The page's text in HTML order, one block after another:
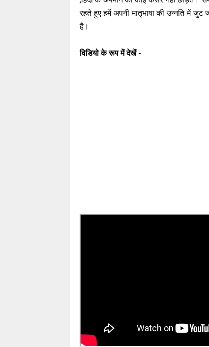
रहते हुए हमें अपनी मातृभाषा की उन्नति में जुट
है।
विडियो के रूप में देखें -